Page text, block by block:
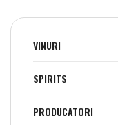
VINURI
SPIRITS
PRODUCATORI